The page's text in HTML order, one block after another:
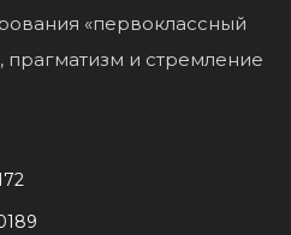
«первоклассный
и стремление